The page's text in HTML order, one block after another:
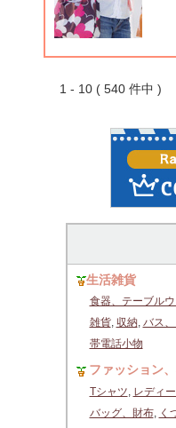
1 - 10 ( 540 件中 )
生活雑貨
食器、テーブル
雑貨, 収納, バス
帯電話小物
ファッション
Tシャツ, レディ
バッグ、財布, く